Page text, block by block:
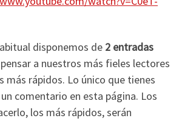
disponemos de 2 entradas
a nuestros más fieles lectores
más rápidos. Lo único que tienes
comentario en esta página. Los
los más rápidos, serán